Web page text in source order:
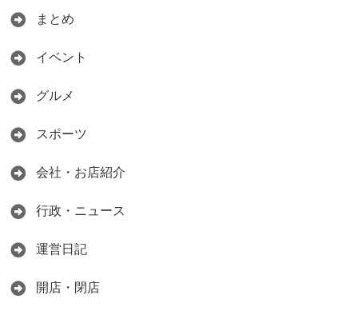
まとめ
イベント
グルメ
スポーツ
会社・お店紹介
行政・ニュース
運営日記
開店・閉店